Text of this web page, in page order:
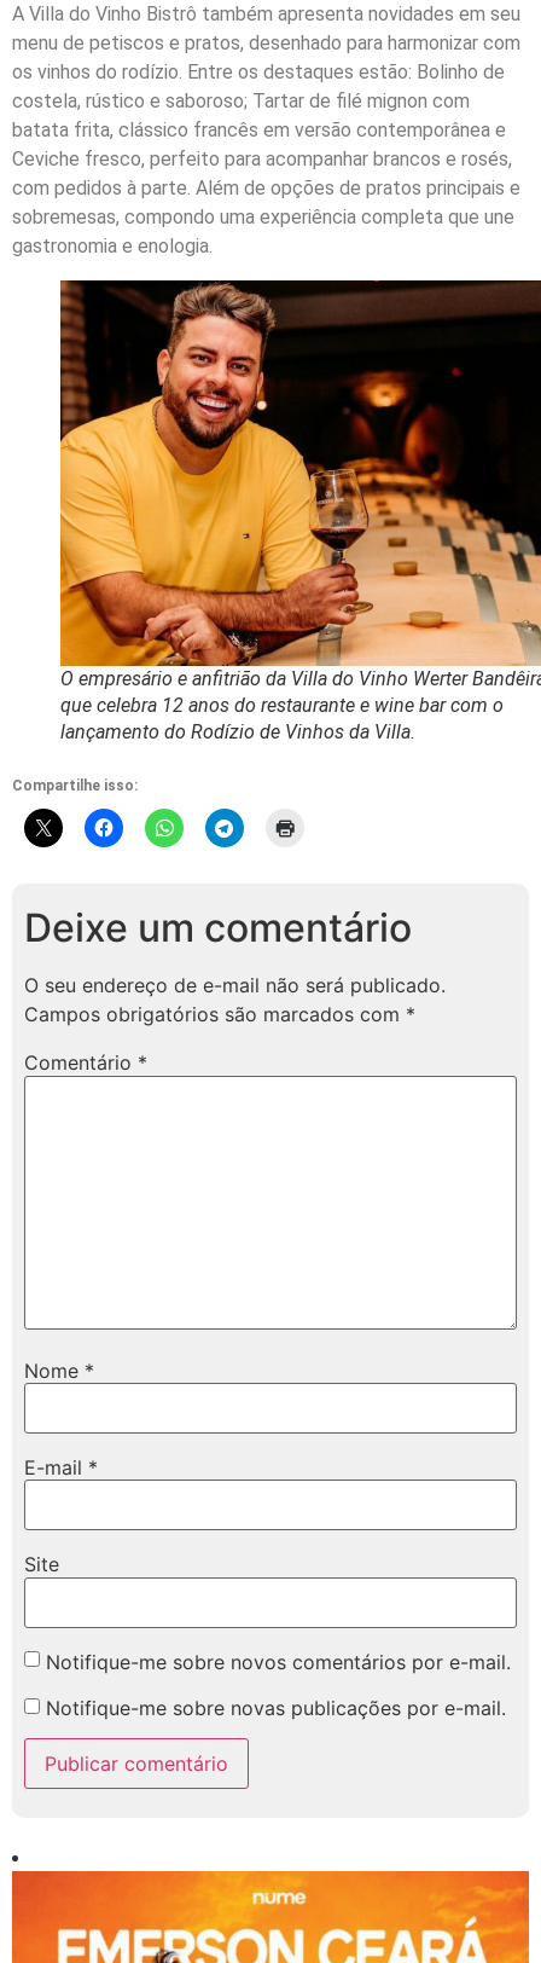
A Villa do Vinho Bistrô também apresenta novidades em seu
menu de petiscos e pratos, desenhado para harmonizar com
os vinhos do rodízio. Entre os destaques estão: Bolinho de
costela, rústico e saboroso; Tartar de filé mignon com
batata frita, clássico francês em versão contemporânea e
Ceviche fresco, perfeito para acompanhar brancos e rosés,
com pedidos à parte. Além de opções de pratos principais e
sobremesas, compondo uma experiência completa que une
gastronomia e enologia.
O empresário e anfitrião da Villa do Vinho Werter
que celebra 12 anos do restaurante e wine bar com o
lançamento do Rodízio de Vinhos da Villa.
Compartilhe isso:
Deixe um comentário
O seu endereço de e-mail não será publicado.
Campos obrigatórios são marcados com *
Comentário *
Nome *
E-mail *
Site
Notifique-me sobre novos comentários por e-mail.
Notifique-me sobre novas publicações por e-mail.